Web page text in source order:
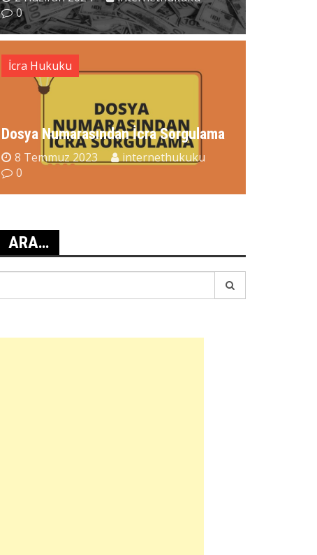
s.barcag Mesajı Geldi?
28 Temmuz 2026 internethukuku
0
İcra Hukuku
Dosya Numarasından İcra Sorgulama
8 Temmuz 2023
internethukuku
0
ARA…